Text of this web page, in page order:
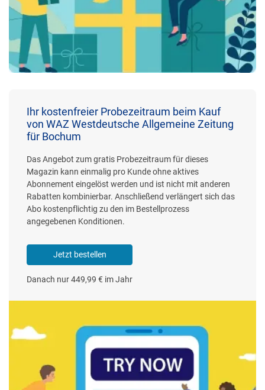
Ihr kostenfreier Probezeitraum beim Kauf
von WAZ Westdeutsche Allgemeine Zeitung
für Bochum
Das Angebot zum gratis Probezeitraum für dieses
Magazin kann einmalig pro Kunde ohne aktives
Abonnement eingelöst werden und ist nicht mit anderen
Rabatten kombinierbar. Anschließend verlängert sich das
Abo kostenpflichtig zu den im Bestellprozess
angegebenen Konditionen.
Jetzt bestellen
Danach nur 449,99 € im Jahr